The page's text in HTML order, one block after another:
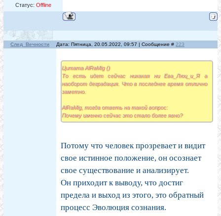
Статус: Offline
След_Вечности Дата: Пятница, 20.05.2022, 09:57 | Сообщение # 223
Цитата AlRaMig ()
То есть идет сейчас никакая ни Ева_Люц_и_Я а
наоборот деградация. Что в последнее время отлично
заметно.
AlRaMig, тогда ответь на такой вопрос:
Почему именно сейчас это стало более явно?
Потому что человек прозревает и видит
свое истинное положение, он осознает
свое существование и анализирует.
Он приходит к выводу, что достиг
предела и выход из этого, это обратный
процесс Эволюция сознания.